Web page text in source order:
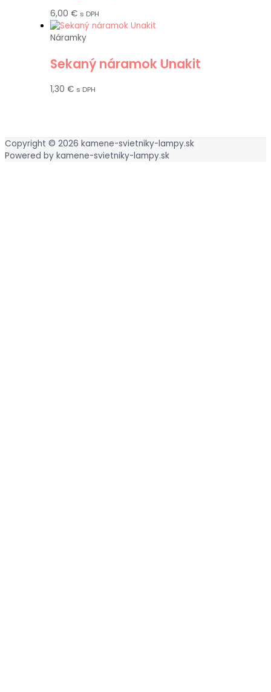
6,00 € s DPH
Náramky
Sekaný náramok Unakit
1,30 € s DPH
Copyright © 2026 kamene-svietniky-lampy.sk
Powered by kamene-svietniky-lampy.sk